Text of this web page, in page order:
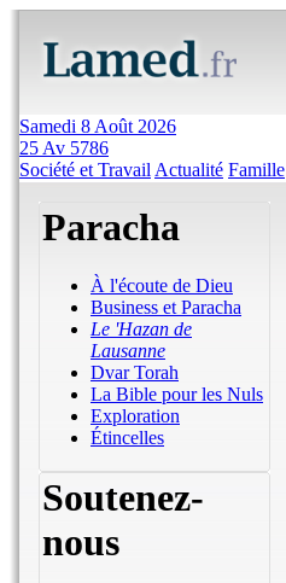
Samedi 8 Août 2026
25 Av 5786
Société et Travail Actualité Famille
Paracha
À l'écoute de Dieu
Business et Paracha
Le 'Hazan de
Lausanne
Dvar Torah
La Bible pour les Nuls
Exploration
Étincelles
Soutenez-
nous